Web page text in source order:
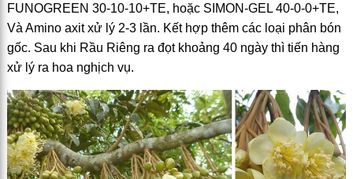
FUNOGREEN 30-10-10+TE, hoặc SIMON-GEL 40-0-0+TE,
Và Amino axit xử lý 2-3 lần. Kết hợp thêm các loại phân bón
gốc. Sau khi Rầu Riêng ra đọt khoảng 40 ngày thì tiến hàng
xử lý ra hoa nghịch vụ.